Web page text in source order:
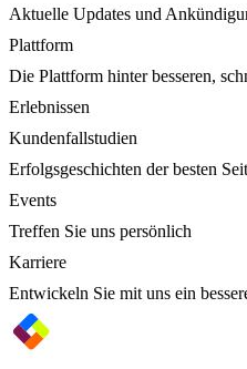
Aktuelle Updates und
Plattform
Die Plattform hinter besseren,
Erlebnissen
Kundenfallstudien
Erfolgsgeschichten der besten
Events
Treffen Sie uns persönlich
Karriere
Entwickeln Sie mit uns ein